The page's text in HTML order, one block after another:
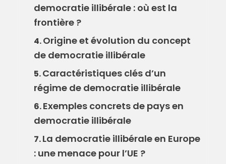
democratie illibérale : où est la
frontière ?
4.Origine et évolution du concept
de democratie illibérale
5.Caractéristiques clés d’un
régime de democratie illibérale
6.Exemples concrets de pays en
democratie illibérale
7.La democratie illibérale en Europe
: une menace pour l’UE ?